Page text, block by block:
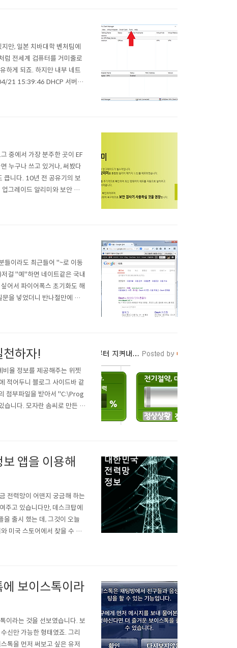
만, 일본 치바대학 벤처팀에
전세계 컴퓨터를 거미줄로
하게 되죠. 하지만 내부 네트
21 15:39:46 DHCP 서버가
버가 IP 할당함: ***.***.***.
중에서 가장 분주한 곳이 EF
누구나 쓰고 있거나, 써봤다
큽니다. 10년 전 공유기의 보
그레이드 알리미와 보안 검사
초기 설정 후에는 쳐다보지
들이라도 최근들어 "~로 이동
걸 "예"하면 네이트같은 국내
어서 파이어폭스 초기화도 해
을 넣었더니 반나절만에 해
하시나요? KT에서 주소창에
천하자!
율 정보를 제공해주는 위젯
적어두니 블로그 사이드바 같
첨부파일을 받아서 "C:\Prog
니다. 모자란 솜씨로 만든 것
우 8 유저분들은 가젯 자체를
앱을 이용해
전력망이 어떤지 궁금해 하는
주고 있습니다만, 데스크탑에
출시 했는 데, 그것이 오늘
미국 스토어에서 찾을 수 있
"전력망 정보"라는 이름의
보이스톡이라
이라는 것을 선보였습니다. 보
신만 가능한 형태였죠. 그리
톡을 먼저 써보고 싶은 유저